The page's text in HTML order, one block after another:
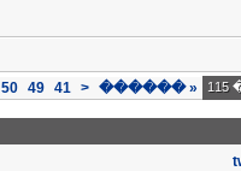
«
������
<
41
49
50